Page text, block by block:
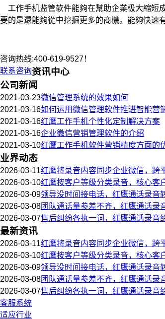
工作手机监管软件能夠在幫助企業极大縮短
要的是還能夠從中挖掘更多的商機。能夠快速
咨询热线:400-619-9527！
联系咨询资讯中心
公司新闻
2021-03-23微信管理系统的效果如何
2021-03-16如何运用微信管理软件推进智能营
2021-03-16红鹰工作手机个性化定制解决方案
2021-03-16企业微信营销管理软件的介绍
2021-03-10红鹰工作手机软件营销精度方面的
业界动态
2026-03-11红鹰将录音内容同步企业微信，跨
2026-03-10红鹰按客户等级分类录音，核心客
2026-03-09领导没时间接电话，红鹰通话录音
2026-03-08团队通话量参差不齐，红鹰通话录
2026-03-07售后纠纷各执一词，红鹰通话录音
最新资讯
2026-03-11红鹰将录音内容同步企业微信，跨
2026-03-10红鹰按客户等级分类录音，核心客
2026-03-09领导没时间接电话，红鹰通话录音
2026-03-08团队通话量参差不齐，红鹰通话录
2026-03-07售后纠纷各执一词，红鹰通话录音
客服系统
适应行业